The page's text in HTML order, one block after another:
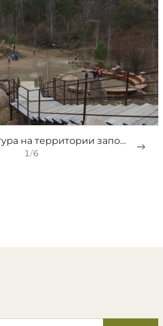
Инфраструктура на территории заповедника на Восточном входе
1/6